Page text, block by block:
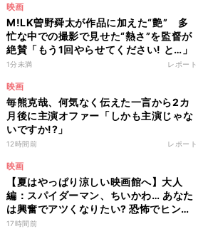
映画
M!LK曽野舜太が作品に加えた“艶” 多
忙な中での撮影で見せた“熱さ”を監督が
絶賛「もう1回やらせてください! と…」
1分未満 レポート
映画
毎熊克哉、何気なく伝えた一言から2カ
月後に主演オファー「しかも主演じゃな
いですか!?」
12時間前 レポート
映画
【夏はやっぱり涼しい映画館へ】大人
編：スパイダーマン、ちいかわ… あなた
は興奮でアツくなりたい? 恐怖でヒンヤ
リしたい? - 編集部が注目する最新映画5
17時間前